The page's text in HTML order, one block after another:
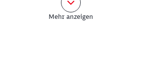
genutzt wurde. Auf dem Friedhof
auch der ehemalige Bundespräsident
für den öffentlichen Nahverkehr
Mehr anzeigen
tickets